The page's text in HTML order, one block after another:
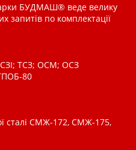
БУДМАШ® веде велику
запитів по комплектації
ТСЗ; ОСМ; ОСЗ
80
сталі СМЖ-172, СМЖ-175,